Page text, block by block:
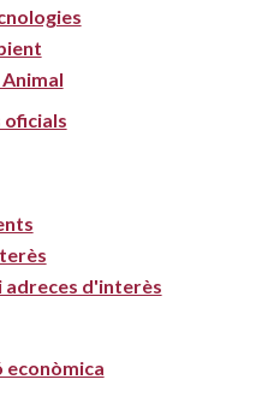
oficials
adreces d'interès
econòmica